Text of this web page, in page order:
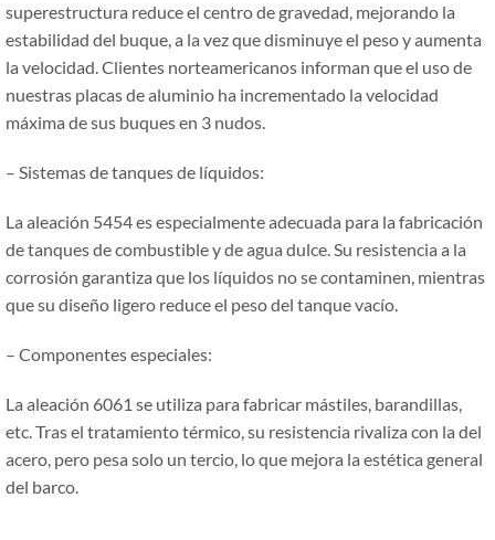
superestructura reduce el centro de gravedad, mejorando la
estabilidad del buque, a la vez que disminuye el peso y aumenta
la velocidad. Clientes norteamericanos informan que el uso de
nuestras placas de aluminio ha incrementado la velocidad
máxima de sus buques en 3 nudos.
– Sistemas de tanques de líquidos:
La aleación 5454 es especialmente adecuada para la fabricación
de tanques de combustible y de agua dulce. Su resistencia a la
corrosión garantiza que los líquidos no se contaminen, mientras
que su diseño ligero reduce el peso del tanque vacío.
– Componentes especiales:
La aleación 6061 se utiliza para fabricar mástiles, barandillas,
etc. Tras el tratamiento térmico, su resistencia rivaliza con la del
acero, pero pesa solo un tercio, lo que mejora la estética general
del barco.